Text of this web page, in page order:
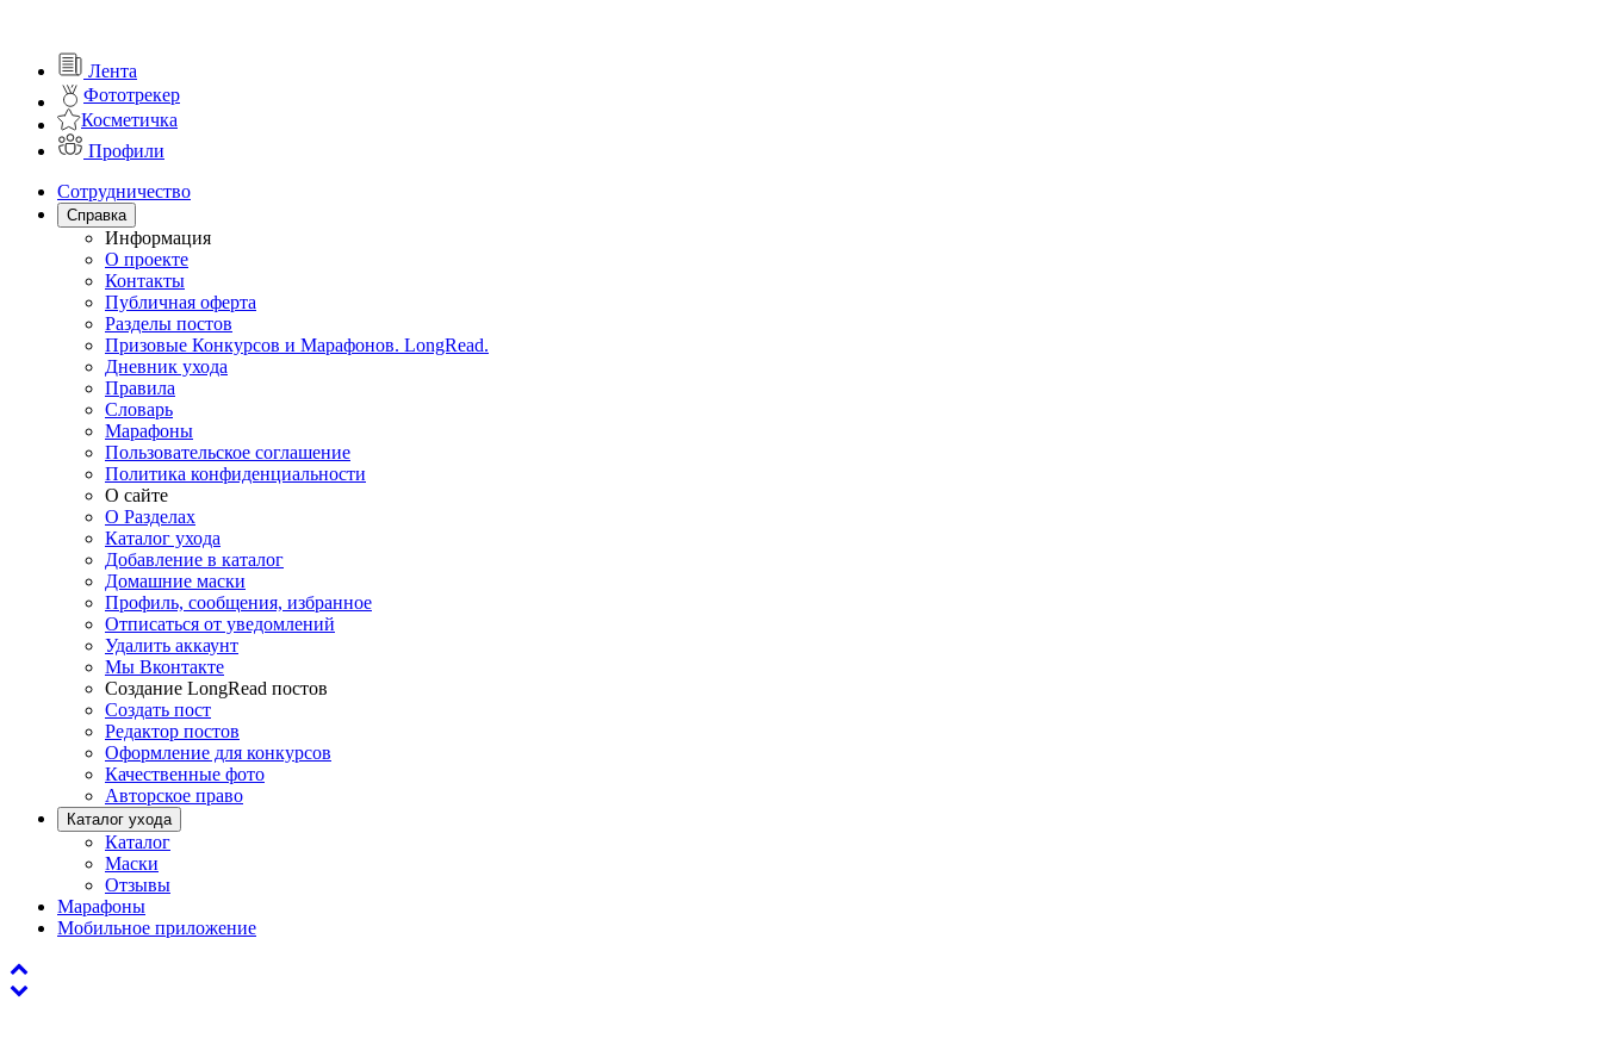
Лента
Фототрекер
Косметичка
Профили
Сотрудничество
Справка
Информация
О проекте
Контакты
Публичная оферта
Разделы постов
Призовые Конкурсов и Марафонов. LongRead.
Дневник ухода
Правила
Словарь
Марафоны
Пользовательское соглашение
Политика конфиденциальности
О сайте
О Разделах
Каталог ухода
Добавление в каталог
Домашние маски
Профиль, сообщения, избранное
Отписаться от уведомлений
Удалить аккаунт
Мы Вконтакте
Создание LongRead постов
Создать пост
Редактор постов
Оформление для конкурсов
Качественные фото
Авторское право
Каталог ухода
Каталог
Маски
Отзывы
Марафоны
Мобильное приложение